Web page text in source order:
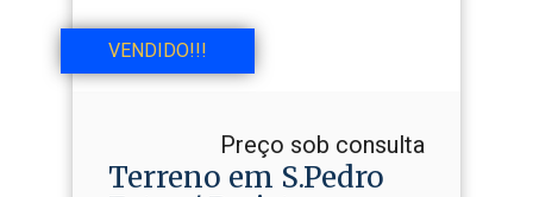
VENDIDO!!!
Preço sob consulta
Terreno em S.​Pedro